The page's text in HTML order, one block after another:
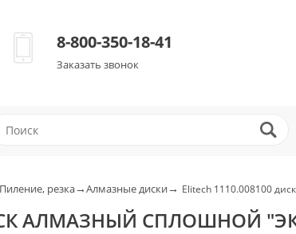
8-800-350-18-41
Заказать звонок
Пиление, резка→Алмазные диски→ Elitech 1110.008100
АЛМАЗНЫЙ СПЛОШНОЙ